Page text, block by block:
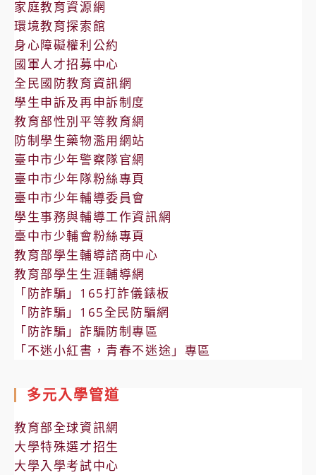
家庭教育資源網
環境教育探索館
身心障礙權利公約
國軍人才招募中心
全民國防教育資訊網
學生申訴及再申訴制度
教育部性別平等教育網
防制學生藥物濫用網站
臺中市少年警察隊官網
臺中市少年隊粉絲專頁
臺中市少年輔導委員會
學生事務與輔導工作資訊網
臺中市少輔會粉絲專頁
教育部學生輔導諮商中心
教育部學生生涯輔導網
「防詐騙」165打詐儀錶板
「防詐騙」165全民防騙網
「防詐騙」詐騙防制專區
「不迷小紅書，青春不迷途」專區
多元入學管道
教育部全球資訊網
大學特殊選才招生
大學入學考試中心